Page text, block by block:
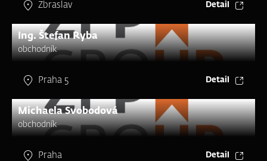
Zbraslav Detail
Ing. Štefan Ryba
obchodník
Praha 5 Detail
Michaela Svobodová
obchodník
Praha Detail